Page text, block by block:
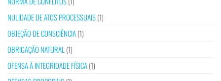
NULIDADE DE ATOS PROCESSUAIS(1)
OBJEÇÃO DE CONSCIÊNCIA(1)
OBRIGAÇÃO NATURAL (1)
OFENSA À INTEGRIDADE FÍSICA(1)